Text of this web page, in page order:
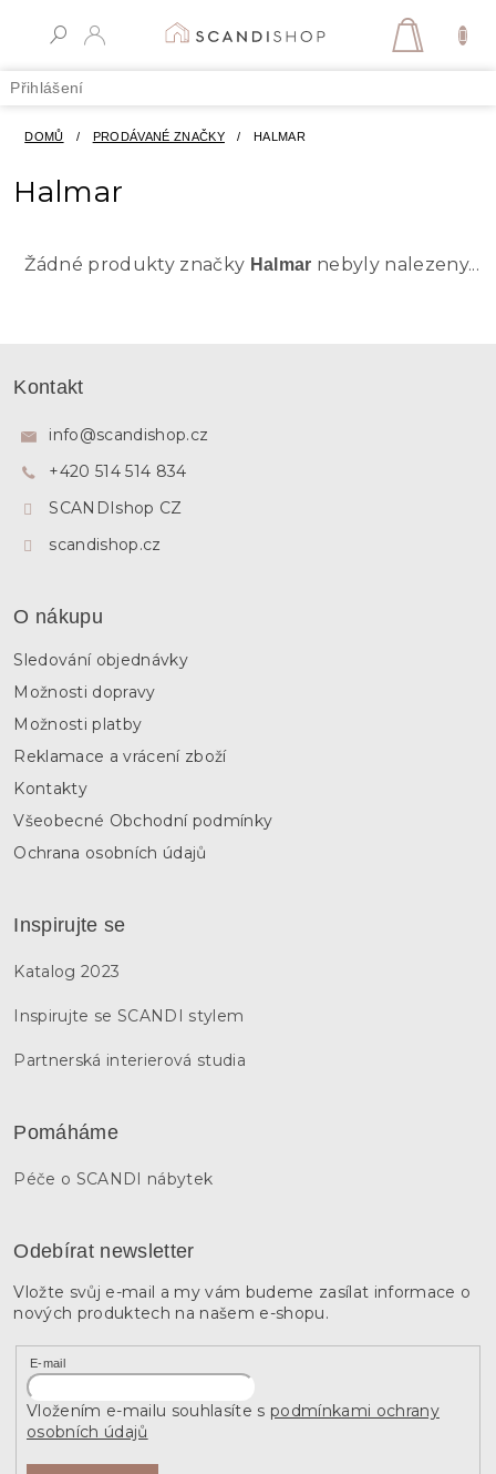
Přihlášení
DOMŮ / PRODÁVANÉ ZNAČKY / HALMAR
Halmar
Žádné produkty značky Halmar nebyly nalezeny...
Kontakt
info@scandishop.cz
+420 514 514 834
SCANDIshop CZ
scandishop.cz
O nákupu
Sledování objednávky
Možnosti dopravy
Možnosti platby
Reklamace a vrácení zboží
Kontakty
Všeobecné Obchodní podmínky
Ochrana osobních údajů
Inspirujte se
Katalog 2023
Inspirujte se SCANDI stylem
Partnerská interierová studia
Pomáháme
Péče o SCANDI nábytek
Odebírat newsletter
Vložte svůj e-mail a my vám budeme zasílat informace o
nových produktech na našem e-shopu.
E-mail
Vložením e-mailu souhlasíte s podmínkami ochrany
osobních údajů